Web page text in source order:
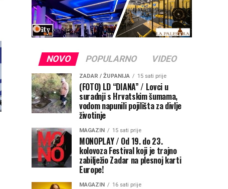
NOVO POPULARNO VIDEO
ZADAR / ŽUPANIJA 15 sati prije
(FOTO) LD “DIANA” / Lovci u
suradnji s Hrvatskim šumama,
vodom napunili pojilišta za divlje
životinje
MAGAZIN 15 sati prije
MONOPLAY / Od 19. do 23.
kolovoza Festival koji je trajno
zabilježio Zadar na plesnoj karti
Europe!
MAGAZIN 16 sati prije